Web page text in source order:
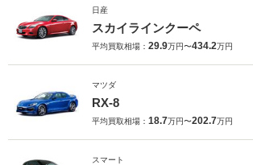
日産
スカイラインクーペ
平均買取相場： 29.9万円〜434.2万円
マツダ
RX-8
平均買取相場： 18.7万円〜202.7万円
スマート